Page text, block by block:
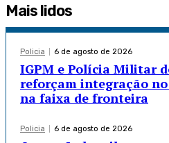
Mais lidos
Policia 6 de agosto de 2026
IGPM e Polícia Militar
reforçam integração
na faixa de fronteira
Policia 6 de agosto de 2026